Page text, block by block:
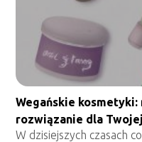
Wegańskie
rozwiązanie dla
W dzisiejszych czasach